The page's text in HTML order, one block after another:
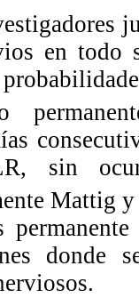
en todo
sin
Mattig
donde